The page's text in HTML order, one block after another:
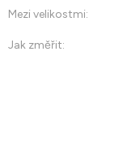
Mezi velikostmi:
Jak změřit: